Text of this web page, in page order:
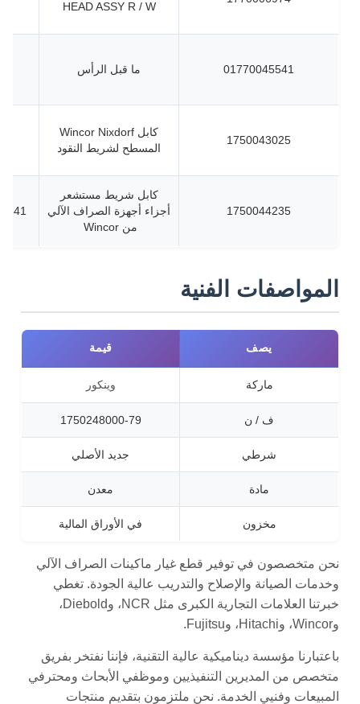
HEAD ASSY R / W
01770045541 ما قبل الرأس
1750043025
كابل Wincor Nixdorf
المسطح لشريط النقود
1750044235
كابل شريط مستشعر
أجزاء أجهزة الصراف الآلي
من Wincor
المواصفات الفنية
يصف قيمة
ماركة وينكور
ف / ن 1750248000-79
شرطي جديد الأصلي
مادة معدن
مخزون في الأوراق المالية
نحن متخصصون في توفير قطع غيار ماكينات الصراف الآلي
وخدمات الصيانة والإصلاح والتدريب عالية الجودة. تغطي
خبرتنا العلامات التجارية الكبرى مثل NCR، وDiebold،
وWincor، وHitachi، وFujitsu.
باعتبارنا مؤسسة ديناميكية عالية التقنية، فإننا نفتخر بفريق
متخصص من المديرين التنفيذيين وموظفي الأبحاث ومحترفي
المبيعات وفنيي الخدمة. نحن ملتزمون بتقديم منتجات